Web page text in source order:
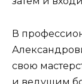
В
свою
и ведущим